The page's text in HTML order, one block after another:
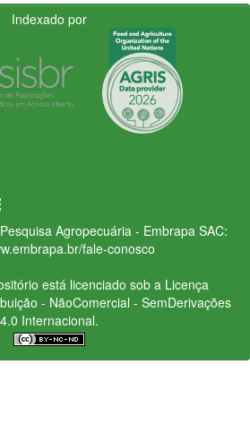
Indexado por
Agropecuária - Embrapa SAC:
fale-conosco
está licenciado sob a Licença
- NãoComercial - SemDerivações
4.0 Internacional.